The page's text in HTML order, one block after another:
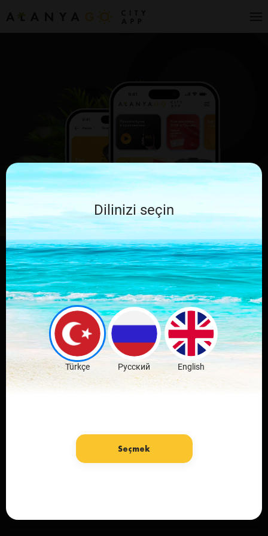
Скачай мобильное
приложение
любимого города
Скачать бесплатно
Dilinizi seçin
Türkçe Русский English
Seçmek